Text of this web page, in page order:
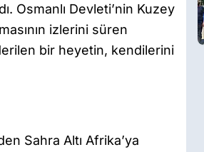
Osmanlı Devleti’nin Kuzey
izlerini süren
bir heyetin, kendilerini
Sahra Altı Afrika’ya